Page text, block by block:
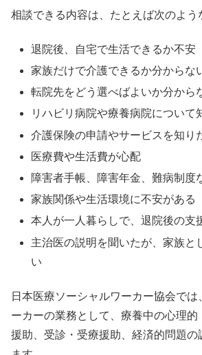
相談できる内容は、たとえば次のよう
退院後、自宅で生活できるか不安
家族だけで介護できるか分からな
転院先をどう選べばよいか分から
リハビリ病院や療養病院について
介護保険の申請やサービスを知り
医療費や生活費が心配
障害者手帳、障害年金、難病制度
家族関係や生活環境に不安がある
本人が一人暮らしで、退院後の支
主治医の説明を聞いたが、家族と
い
日本医療ソーシャルワーカー協会では
ーカーの業務として、療養中の心理的
援助、受診・受療援助、経済的問題の